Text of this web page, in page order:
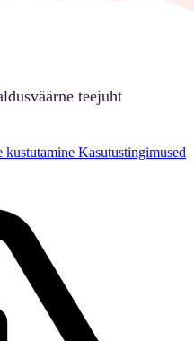
teejuht
kustutamine Kasutustingimused